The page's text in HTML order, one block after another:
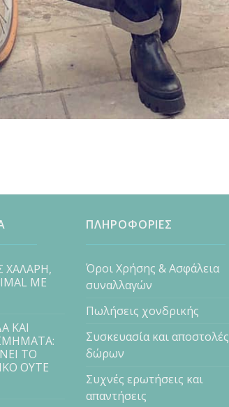
ΧΑΛΑΡΗ,
ΜΕ
ΚΑΙ
ΤΟ
ΟΥΤΕ
ΠΛΗΡΟΦΟΡΙΕΣ
Όροι Χρήσης & Ασφάλεια
συναλλαγών
Πωλήσεις χονδρικής
Συσκευασία και αποστολές
δώρων
Συχνές ερωτήσεις και
απαντήσεις